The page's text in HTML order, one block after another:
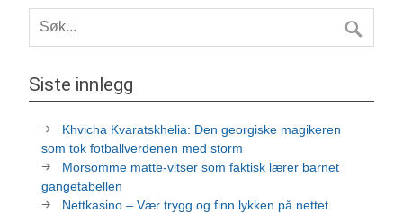
Siste innlegg
Khvicha Kvaratskhelia: Den georgiske magikeren
som tok fotballverdenen med storm
Morsomme matte-vitser som faktisk lærer barnet
gangetabellen
Nettkasino – Vær trygg og finn lykken på nettet